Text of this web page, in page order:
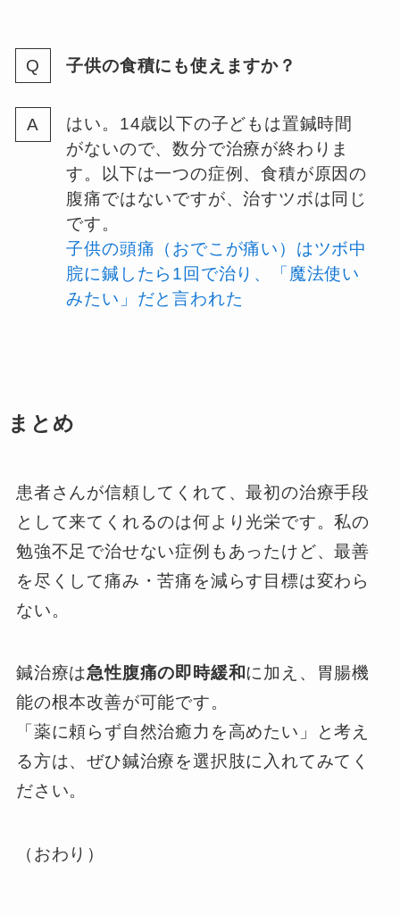
子供の食積にも使えますか？
はい。14歳以下の子どもは置鍼時間
がないので、数分で治療が終わりま
す。以下は一つの症例、食積が原因の
腹痛ではないですが、治すツボは同じ
です。
子供の頭痛（おでこが痛い）はツボ中
脘に鍼したら1回で治り、「魔法使い
みたい」だと言われた
まとめ
患者さんが信頼してくれて、最初の治療手段
として来てくれるのは何より光栄です。私の
勉強不足で治せない症例もあったけど、最善
を尽くして痛み・苦痛を減らす目標は変わら
ない。
鍼治療は急性腹痛の即時緩和に加え、胃腸機
能の根本改善が可能です。
「薬に頼らず自然治癒力を高めたい」と考え
る方は、ぜひ鍼治療を選択肢に入れてみてく
ださい。
（おわり）